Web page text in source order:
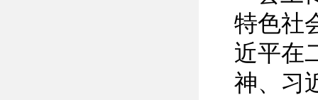
特色社
近平在
神、习